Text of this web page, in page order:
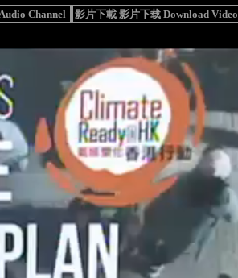
Channel 影片下載 影片下载 Download Video